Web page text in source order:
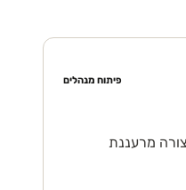
פיתוח מנהלים
מרעננת